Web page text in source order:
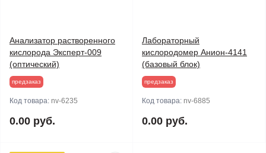
Анализатор растворенного
кислорода Эксперт-009
(оптический)
предзаказ
Код товара: nv-6235
0.00 руб.
Лабораторный
кислородомер Анион-4141
(базовый блок)
предзаказ
Код товара: nv-6885
0.00 руб.